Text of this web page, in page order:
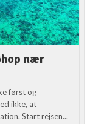
nær
først og
ikke, at
Start rejsen...